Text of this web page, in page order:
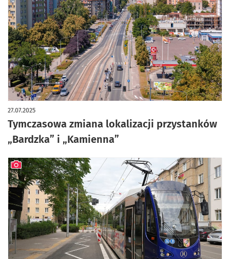
Tymczasowa zmiana lokalizacji przystanków
„Bardzka” i „Kamienna”
27.07.2025